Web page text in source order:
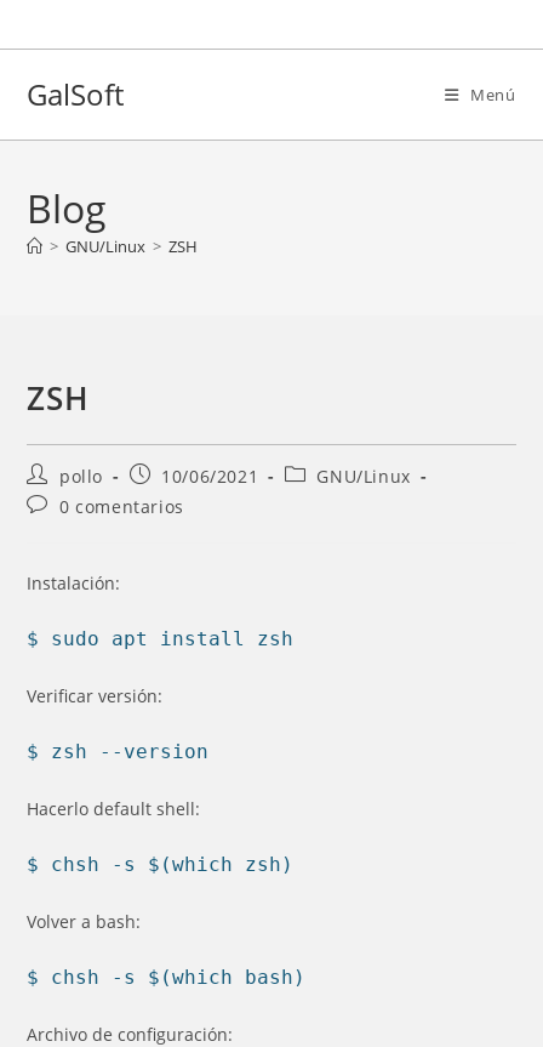
al
GalSoft Menú
Blog
> GNU/Linux > ZSH
ZSH
Autor
de
la
pollo
Entrada
publicada:
10/06/2021
Categoría
GNU/Linux
Comentarios
entrada:
0 comentarios
Instalación:
$ sudo apt install zsh
Verificar versión:
$ zsh --version
Hacerlo default shell:
$ chsh -s $(which zsh)
Volver a bash:
$ chsh -s $(which bash)
Archivo de configuración: